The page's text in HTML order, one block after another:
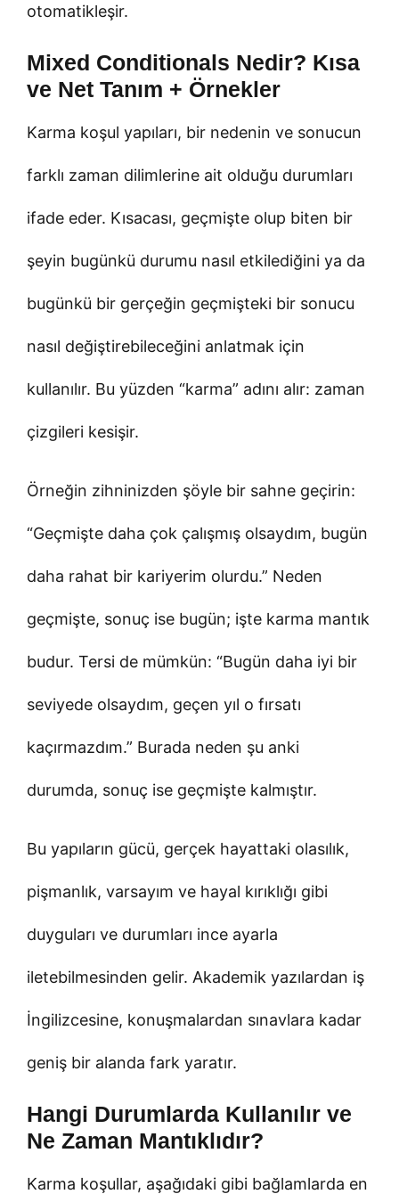
otomatikleşir.
Mixed Conditionals Nedir? Kısa
ve Net Tanım + Örnekler
Karma koşul yapıları, bir nedenin ve sonucun
farklı zaman dilimlerine ait olduğu durumları
ifade eder. Kısacası, geçmişte olup biten bir
şeyin bugünkü durumu nasıl etkilediğini ya da
bugünkü bir gerçeğin geçmişteki bir sonucu
nasıl değiştirebileceğini anlatmak için
kullanılır. Bu yüzden “karma” adını alır: zaman
çizgileri kesişir.
Örneğin zihninizden şöyle bir sahne geçirin:
“Geçmişte daha çok çalışmış olsaydım, bugün
daha rahat bir kariyerim olurdu.” Neden
geçmişte, sonuç ise bugün; işte karma mantık
budur. Tersi de mümkün: “Bugün daha iyi bir
seviyede olsaydım, geçen yıl o fırsatı
kaçırmazdım.” Burada neden şu anki
durumda, sonuç ise geçmişte kalmıştır.
Bu yapıların gücü, gerçek hayattaki olasılık,
pişmanlık, varsayım ve hayal kırıklığı gibi
duyguları ve durumları ince ayarla
iletebilmesinden gelir. Akademik yazılardan iş
İngilizcesine, konuşmalardan sınavlara kadar
geniş bir alanda fark yaratır.
Hangi Durumlarda Kullanılır ve
Ne Zaman Mantıklıdır?
Karma koşullar, aşağıdaki gibi bağlamlarda en